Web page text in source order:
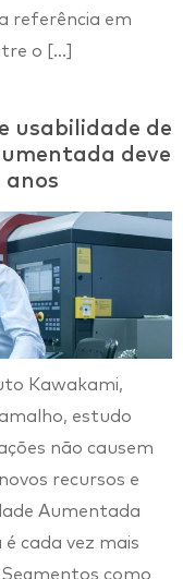
referência em
o […]
usabilidade de
deve
anos
Kawakami,
estudo
não causem
recursos e
Aumentada
cada vez mais
como